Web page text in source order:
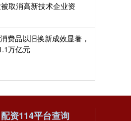
取消高新技术企业资
费品以旧换新成效显著，
万亿元
配资114平台查询